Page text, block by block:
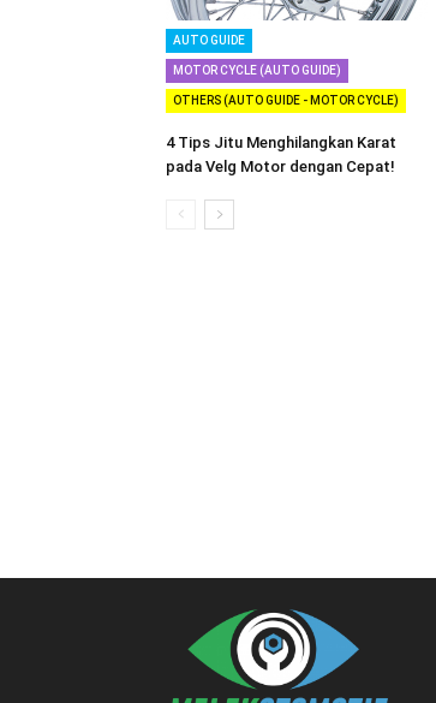
AUTO GUIDE
MOTOR CYCLE (AUTO GUIDE)
OTHERS (AUTO GUIDE - MOTOR CYCLE)
4 Tips Jitu Menghilangkan Karat
pada Velg Motor dengan Cepat!